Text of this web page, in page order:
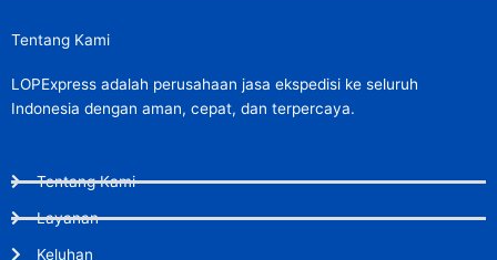
Tentang Kami
LOPExpress adalah perusahaan jasa ekspedisi ke seluruh
Indonesia dengan aman, cepat, dan terpercaya.
Tentang Kami
Layanan
Keluhan